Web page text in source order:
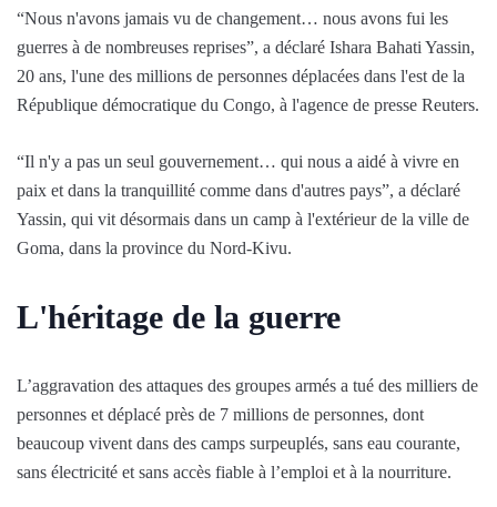
“Nous n'avons jamais vu de changement… nous avons fui les
guerres à de nombreuses reprises”, a déclaré Ishara Bahati Yassin,
20 ans, l'une des millions de personnes déplacées dans l'est de la
République démocratique du Congo, à l'agence de presse Reuters.
“Il n'y a pas un seul gouvernement… qui nous a aidé à vivre en
paix et dans la tranquillité comme dans d'autres pays”, a déclaré
Yassin, qui vit désormais dans un camp à l'extérieur de la ville de
Goma, dans la province du Nord-Kivu.
L'héritage de la guerre
L’aggravation des attaques des groupes armés a tué des milliers de
personnes et déplacé près de 7 millions de personnes, dont
beaucoup vivent dans des camps surpeuplés, sans eau courante,
sans électricité et sans accès fiable à l’emploi et à la nourriture.